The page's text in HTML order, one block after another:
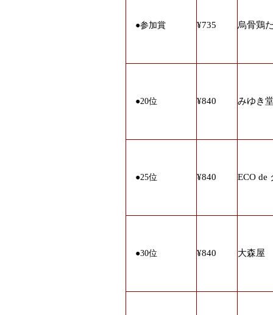
●参加賞 ¥735 烏骨鶏
●20位 ¥840 みゆき
●25位 ¥840 ECO de
●30位 ¥840 大森屋